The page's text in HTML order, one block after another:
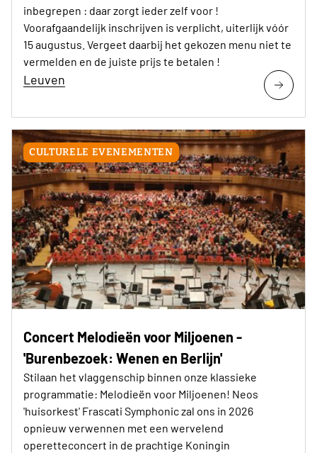
inbegrepen : daar zorgt ieder zelf voor !
Voorafgaandelijk inschrijven is verplicht, uiterlijk vóór
15 augustus. Vergeet daarbij het gekozen menu niet te
vermelden en de juiste prijs te betalen !
Leuven
CULTURELE EVENEMENTEN
Concert Melodieën voor Miljoenen -
'Burenbezoek: Wenen en Berlijn'
Stilaan het vlaggenschip binnen onze klassieke
programmatie: Melodieën voor Miljoenen! Neos
'huisorkest' Frascati Symphonic zal ons in 2026
opnieuw verwennen met een wervelend
operetteconcert in de prachtige Koningin